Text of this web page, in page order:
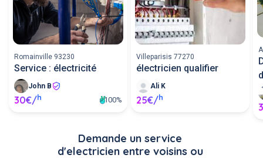
Romainville 93230
Service : électricité
John B
30€/h 100%
Villeparisis 77270
électricien qualifier
Ali K
25€/h
Demande un service
d'electricien entre voisins ou